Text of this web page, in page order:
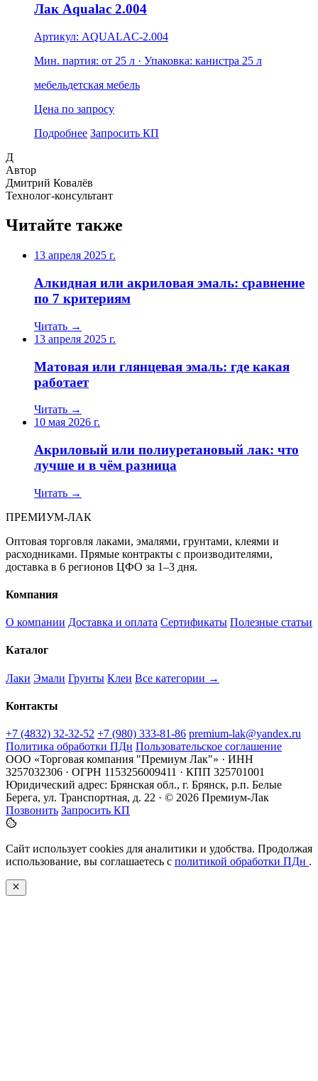
Лак Aqualac 2.004
Артикул: AQUALAC-2.004
Мин. партия: от 25 л · Упаковка: канистра 25 л
мебельдетская мебель
Цена по запросу
Подробнее Запросить КП
Д
Автор
Дмитрий Ковалёв
Технолог-консультант
Читайте также
13 апреля 2025 г.
Алкидная или акриловая эмаль: сравнение
по 7 критериям
Читать →
13 апреля 2025 г.
Матовая или глянцевая эмаль: где какая
работает
Читать →
10 мая 2026 г.
Акриловый или полиуретановый лак: что
лучше и в чём разница
Читать →
ПРЕМИУМ-ЛАК
Оптовая торговля лаками, эмалями, грунтами, клеями и
расходниками. Прямые контракты с производителями,
доставка в 6 регионов ЦФО за 1–3 дня.
Компания
О компании Доставка и оплата Сертификаты Полезные статьи
Каталог
Лаки Эмали Грунты Клеи Все категории →
Контакты
+7 (4832) 32-32-52 +7 (980) 333-81-86 premium-lak@yandex.ru
Политика обработки ПДн Пользовательское соглашение
ООО «Торговая компания "Премиум Лак"» · ИНН
3257032306 · ОГРН 1153256009411 · КПП 325701001
Юридический адрес: Брянская обл., г. Брянск, р.п. Белые
Берега, ул. Транспортная, д. 22 · © 2026 Премиум-Лак
Позвонить Запросить КП
Сайт использует cookies для аналитики и удобства. Продолжая
использование, вы соглашаетесь с политикой обработки ПДн .